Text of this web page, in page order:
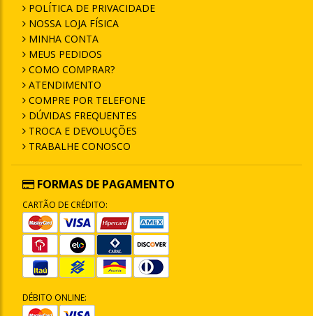
POLÍTICA DE PRIVACIDADE
NOSSA LOJA FÍSICA
MINHA CONTA
MEUS PEDIDOS
COMO COMPRAR?
ATENDIMENTO
COMPRE POR TELEFONE
DÚVIDAS FREQUENTES
TROCA E DEVOLUÇÕES
TRABALHE CONOSCO
FORMAS DE PAGAMENTO
CARTÃO DE CRÉDITO:
DÉBITO ONLINE: